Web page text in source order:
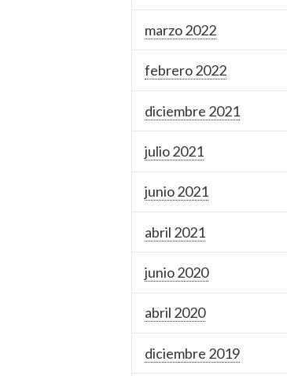
marzo 2022
febrero 2022
diciembre 2021
julio 2021
junio 2021
abril 2021
junio 2020
abril 2020
diciembre 2019